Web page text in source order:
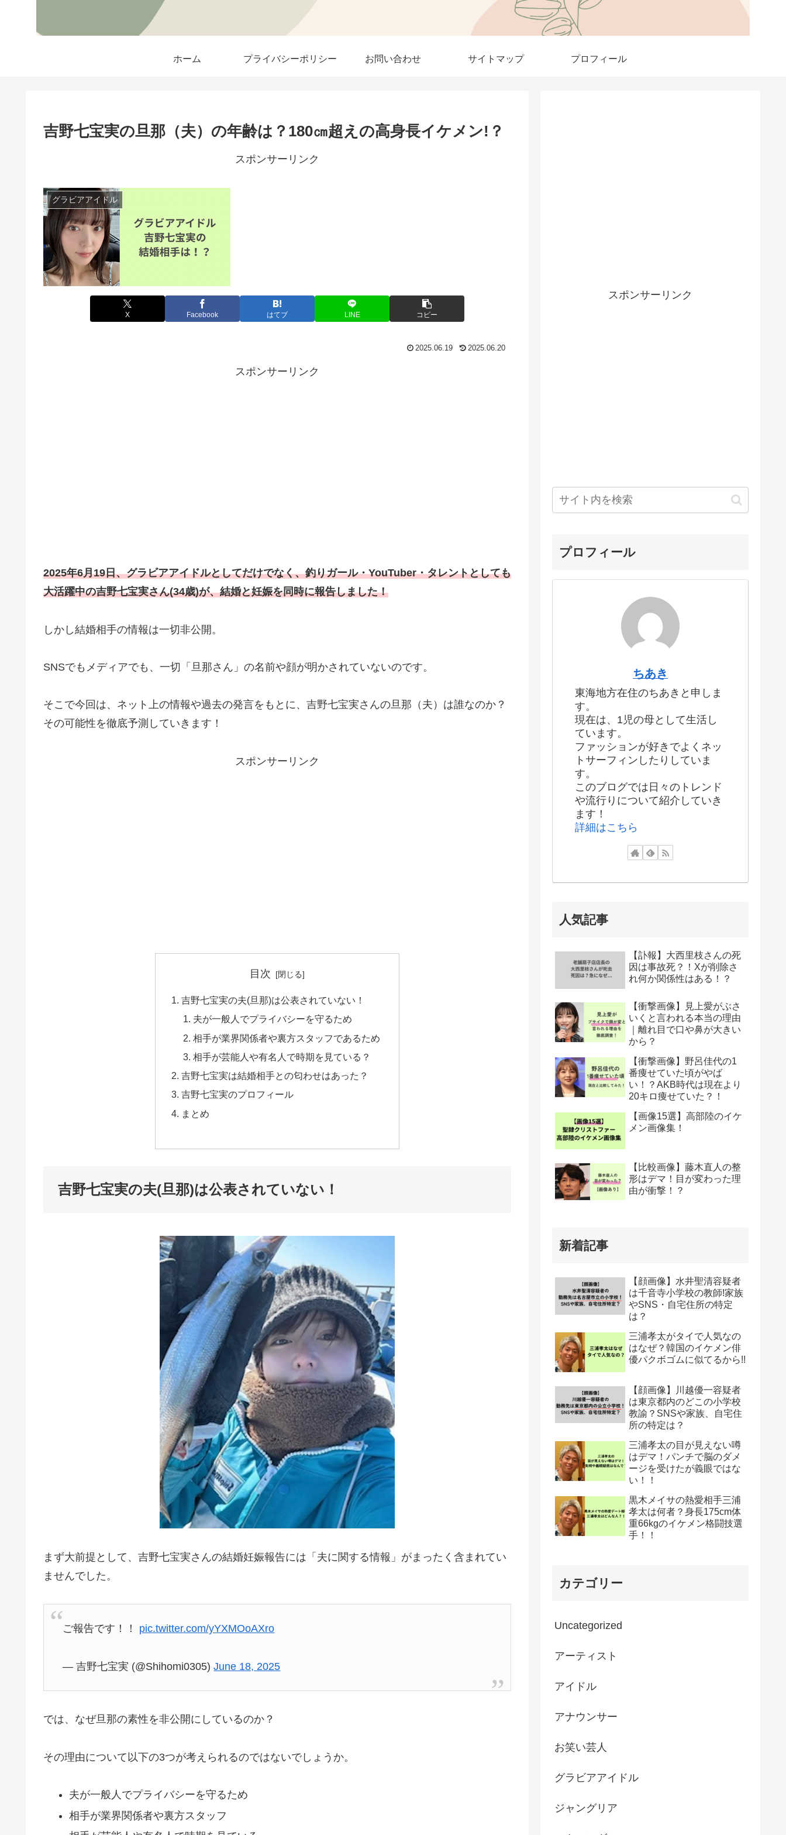
ホーム プライバシーポリシー お問い合わせ サイトマップ プロフィール
吉野七宝実の旦那（夫）の年齢は？180㎝超えの高身長イケメン!？
スポンサーリンク
グラビアアイドル
X Facebook はてブ LINE コピー
2025.06.19 2025.06.20
スポンサーリンク
2025年6月19日、グラビアアイドルとしてだけでなく、釣りガール・YouTuber・タレントとしても
大活躍中の吉野七宝実さん(34歳)が、結婚と妊娠を同時に報告しました！
しかし結婚相手の情報は一切非公開。
SNSでもメディアでも、一切「旦那さん」の名前や顔が明かされていないのです。
そこで今回は、ネット上の情報や過去の発言をもとに、吉野七宝実さんの旦那（夫）は誰なのか？
その可能性を徹底予測していきます！
スポンサーリンク
目次
吉野七宝実の夫(旦那)は公表されていない！
夫が一般人でプライバシーを守るため
相手が業界関係者や裏方スタッフであるため
相手が芸能人や有名人で時期を見ている？
吉野七宝実は結婚相手との匂わせはあった？
吉野七宝実のプロフィール
まとめ
吉野七宝実の夫(旦那)は公表されていない！
まず大前提として、吉野七宝実さんの結婚妊娠報告には「夫に関する情報」がまったく含まれてい
ませんでした。
ご報告です！！ pic.twitter.com/yYXMOoAXro
— 吉野七宝実 (@Shihomi0305)June 18, 2025
では、なぜ旦那の素性を非公開にしているのか？
その理由について以下の3つが考えられるのではないでしょうか。
夫が一般人でプライバシーを守るため
相手が業界関係者や裏方スタッフ
スポンサーリンク
プロフィール
ちあき
東海地方在住のちあきと申しま
す。
現在は、1児の母として生活し
ています。
ファッションが好きでよくネッ
トサーフィンしたりしていま
す。
このブログでは日々のトレンド
や流行りについて紹介していき
ます！
詳細はこちら
人気記事
【訃報】大西里枝さんの死
因は事故死？！Xが削除さ
れ何か関係性はある！？
【衝撃画像】見上愛がぶさ
いくと言われる本当の理由
｜離れ目で口や鼻が大きい
から？
【衝撃画像】野呂佳代の1
番痩せていた頃がやば
い！？AKB時代は現在より
20キロ痩せていた？！
【画像15選】高部陸のイケ
メン画像集！
【比較画像】藤木直人の整
形はデマ！目が変わった理
由が衝撃！？
新着記事
【顔画像】水井聖清容疑者
は千音寺小学校の教師!家族
やSNS・自宅住所の特定
は？
三浦孝太がタイで人気なの
はなぜ？韓国のイケメン俳
優パクボゴムに似てるから!!
【顔画像】川越優一容疑者
は東京都内のどこの小学校
教諭？SNSや家族、自宅住
所の特定は？
三浦孝太の目が見えない噂
はデマ！パンチで脳のダメ
ージを受けたが義眼ではな
い！！
黒木メイサの熱愛相手三浦
孝太は何者？身長175cm体
重66kgのイケメン格闘技選
手！！
カテゴリー
Uncategorized
アーティスト
アイドル
アナウンサー
お笑い芸人
グラビアアイドル
ジャングリア